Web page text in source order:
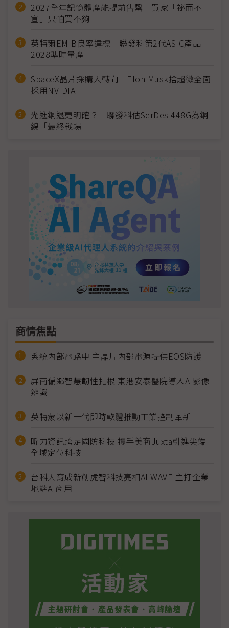
2027全年記憶體產能提前售罄 買家「祕而不
宣」只怕買不夠
英特爾EMIB良率達標 聯發科第2代ASIC產品
2028準時量產
SpaceX晶片採購大轉向 Elon Musk捨超微全面
採用NVIDIA
光進銅退更明確？ 聯發科估SerDes 448G為銅
線「最終戰場」
商情焦點
系統內部電路中 主晶片內部電源提供EOS防護
屏南偏鄉智慧韌性扎根 東港安泰醫院導入AI影像
辨識
英特蒙以新一代即時軟體推動工業控制革新
昕力資訊跨足國防科技 攜手美商Juxta引進尖端
全域定位科技
台科大育成新創虎智科技亮相AI WAVE 主打企業
地端AI商用